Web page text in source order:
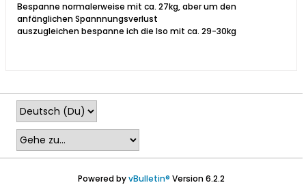
Bespanne normalerweise mit ca. 27kg, aber um den
anfänglichen Spannnungsverlust
auszugleichen bespanne ich die Iso mit ca. 29-30kg
Powered byvBulletin® Version 6.2.2